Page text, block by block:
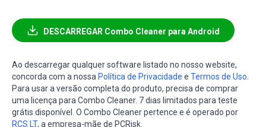
DESCARREGAR Combo Cleaner para Android
Ao descarregar qualquer software listado no nosso website,
concorda com a nossa Política de Privacidade e Termos de Uso.
Para usar a versão completa do produto, precisa de comprar
uma licença para Combo Cleaner. 7 dias limitados para teste
grátis disponível. O Combo Cleaner pertence e é operado por
RCS LT, a empresa-mãe de PCRisk.